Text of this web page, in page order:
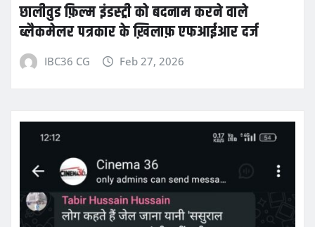
छालीवुड फ़िल्म इंडस्ट्री को बदनाम करने वाले
ब्लैकमेलर पत्रकार के ख़िलाफ़ एफआईआर दर्ज
IBC36 CG Feb 27, 2026